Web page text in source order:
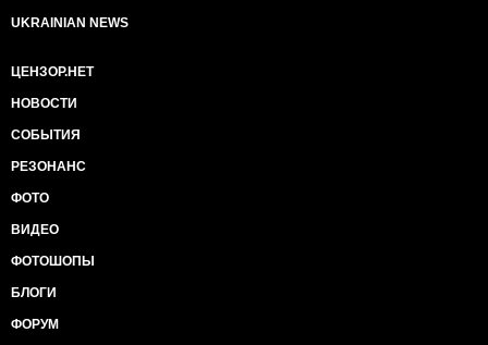
UKRAINIAN NEWS
ЦЕНЗОР.НЕТ
НОВОСТИ
СОБЫТИЯ
РЕЗОНАНС
ФОТО
ВИДЕО
ФОТОШОПЫ
БЛОГИ
ФОРУМ